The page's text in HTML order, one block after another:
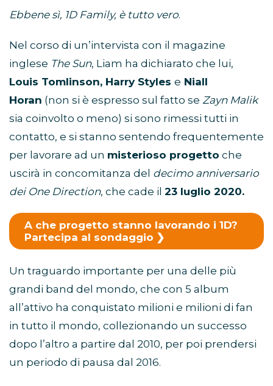
Ebbene sì, 1D Family, è tutto vero.
Nel corso di un’intervista con il magazine
inglese The Sun, Liam ha dichiarato che lui,
Louis Tomlinson, Harry Styles e Niall
Horan (non si è espresso sul fatto se Zayn Malik
sia coinvolto o meno) si sono rimessi tutti in
contatto, e si stanno sentendo frequentemente
per lavorare ad un misterioso progetto che
uscirà in concomitanza del decimo anniversario
dei One Direction, che cade il 23 luglio 2020.
A che progetto stanno lavorando i 1D?
Partecipa al sondaggio
Un traguardo importante per una delle più
grandi band del mondo, che con 5 album
all’attivo ha conquistato milioni e milioni di fan
in tutto il mondo, collezionando un successo
dopo l’altro a partire dal 2010, per poi prendersi
un periodo di pausa dal 2016.